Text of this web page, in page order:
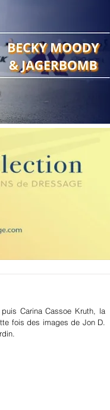
Carina Cassoe Kruth, la
fois des images de Jon D.